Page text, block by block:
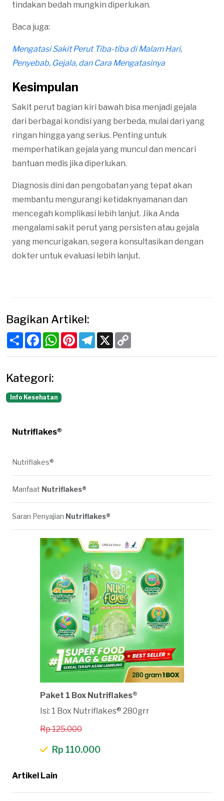
tindakan bedah mungkin diperlukan.
Baca juga:
Mengatasi Sakit Perut Tiba-tiba di Malam Hari,
Penyebab, Gejala, dan Cara Mengatasinya
Kesimpulan
Sakit perut bagian kiri bawah bisa menjadi gejala
dari berbagai kondisi yang berbeda, mulai dari yang
ringan hingga yang serius. Penting untuk
memperhatikan gejala yang muncul dan mencari
bantuan medis jika diperlukan.
Diagnosis dini dan pengobatan yang tepat akan
membantu mengurangi ketidaknyamanan dan
mencegah komplikasi lebih lanjut. Jika Anda
mengalami sakit perut yang persisten atau gejala
yang mencurigakan, segera konsultasikan dengan
dokter untuk evaluasi lebih lanjut.
Bagikan Artikel:
ShareFacebookWhatsApp
PinterestTelegram
X
Kategori:
Info Kesehatan
Nutriflakes®
Nutriflakes®
Manfaat Nutriflakes®
Saran Penyajian Nutriflakes®
Paket 1 Box Nutriflakes®
Isi: 1 Box Nutriflakes® 280grr
Rp 125.000
Rp 110.000
Artikel Lain